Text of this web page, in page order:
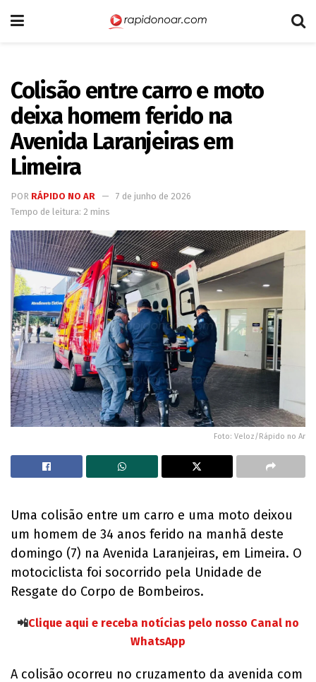
Colisão entre carro e moto
deixa homem ferido na
Avenida Laranjeiras em
Limeira
POR RÁPIDO NO AR
7 de junho de 2026
Tempo de leitura: 2 mins
Foto: Veloz/Rápido no Ar
Uma colisão entre um carro e uma moto deixou
um homem de 34 anos ferido na manhã deste
domingo (7) na Avenida Laranjeiras, em Limeira. O
motociclista foi socorrido pela Unidade de
Resgate do Corpo de Bombeiros.
📲Clique aqui e receba notícias pelo nosso Canal no
WhatsApp
A colisão ocorreu no cruzamento da avenida com